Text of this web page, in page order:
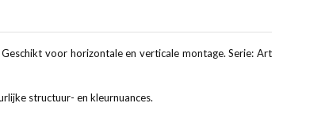
voor horizontale en verticale montage. Serie: Art
structuur- en kleurnuances.